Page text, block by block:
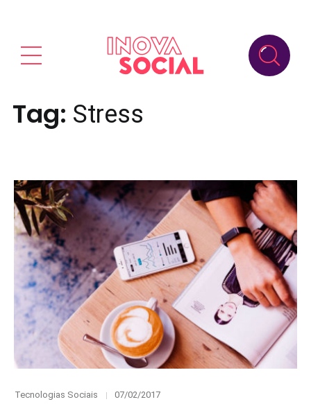
Tag: Stress
Category
Tecnologias Sociais
Posted
07/02/2017